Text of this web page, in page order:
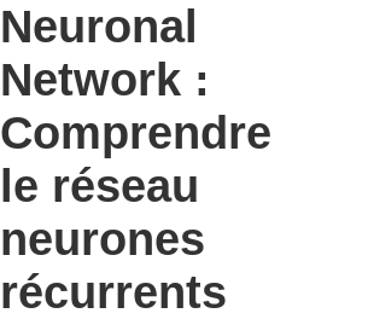
Neuronal
Network :
Comprendre
le réseau
neurones
récurrents